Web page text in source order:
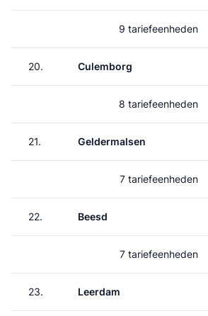
9 tariefeenheden
20. Culemborg
8 tariefeenheden
21. Geldermalsen
7 tariefeenheden
22. Beesd
7 tariefeenheden
23. Leerdam